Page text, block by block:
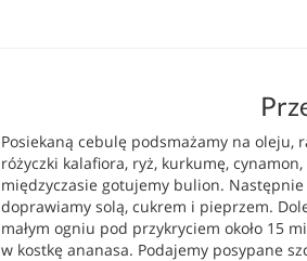
Posiekaną cebulę podsmażamy na
różyczki kalafiora, ryż, kurkumę,
międzyczasie gotujemy bulion.
doprawiamy solą, cukrem i pieprzem.
małym ogniu pod przykryciem około 15
w kostkę ananasa. Podajemy posypane